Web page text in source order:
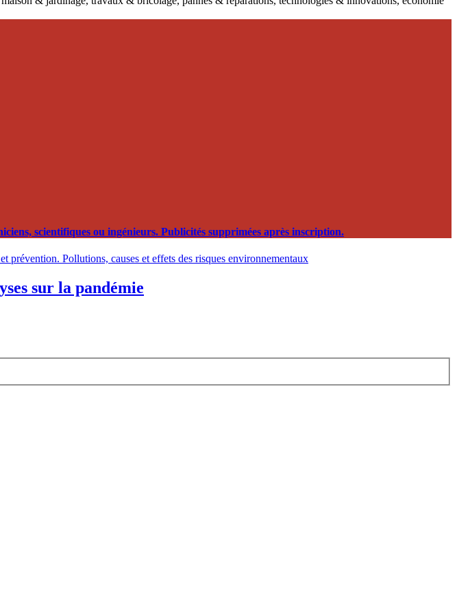
scientifiques ou ingénieurs. Publicités supprimées après inscription.
prévention. Pollutions, causes et effets des risques environnementaux
sur la pandémie